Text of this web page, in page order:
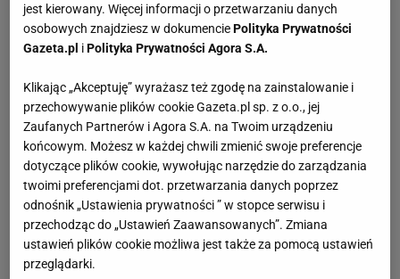
jest kierowany. Więcej informacji o przetwarzaniu danych
osobowych znajdziesz w dokumenciePolityka Prywatności
Gazeta.pl iPolityka Prywatności Agora S.A.
Klikając „Akceptuję” wyrażasz też zgodę na zainstalowanie i
przechowywanie plików cookie Gazeta.pl sp. z o.o., jej
Zaufanych Partnerów i Agora S.A. na Twoim urządzeniu
końcowym. Możesz w każdej chwili zmienić swoje preferencje
dotyczące plików cookie, wywołując narzędzie do zarządzania
twoimi preferencjami dot. przetwarzania danych poprzez
odnośnik „Ustawienia prywatności ” w stopce serwisu i
przechodząc do „Ustawień Zaawansowanych”. Zmiana
ustawień plików cookie możliwa jest także za pomocą ustawień
przeglądarki.